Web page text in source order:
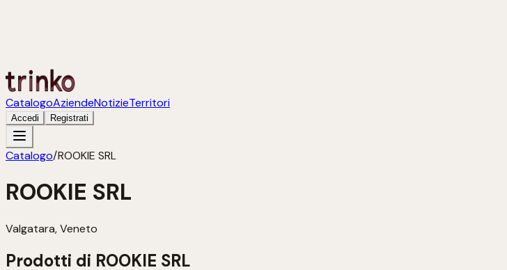
CatalogoAziendeNotizieTerritori
Accedi Registrati
Catalogo/ROOKIE SRL
ROOKIE SRL
Valgatara, Veneto
Prodotti di ROOKIE SRL